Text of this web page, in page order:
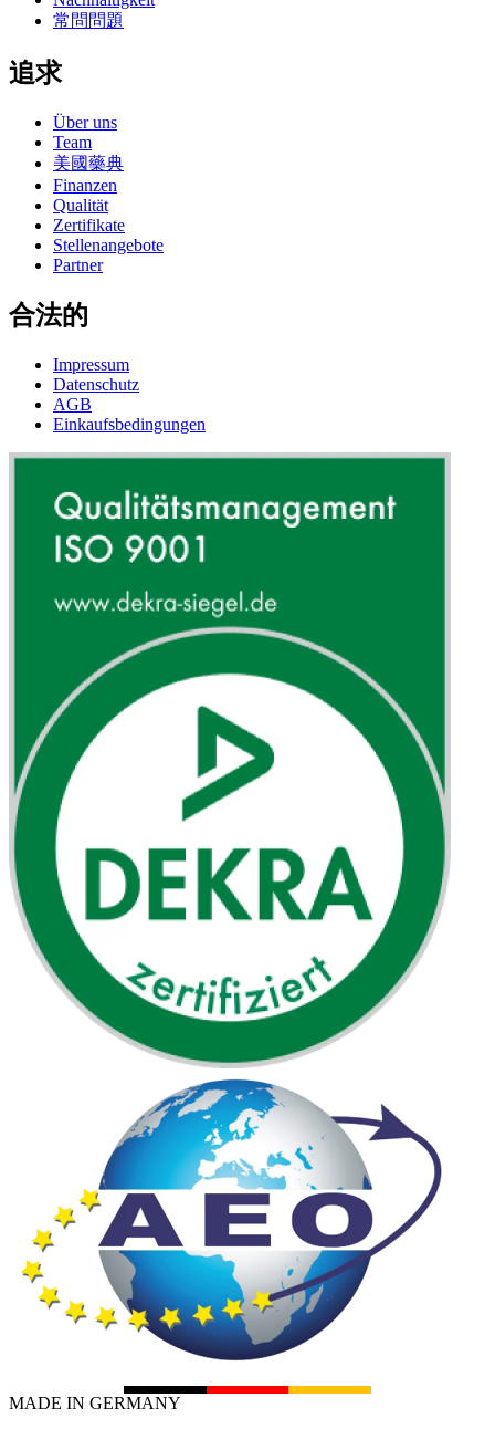
常問問題
追求
Über uns
Team
美國藥典
Finanzen
Qualität
Zertifikate
Stellenangebote
Partner
合法的
Impressum
Datenschutz
AGB
Einkaufsbedingungen
MADE IN GERMANY